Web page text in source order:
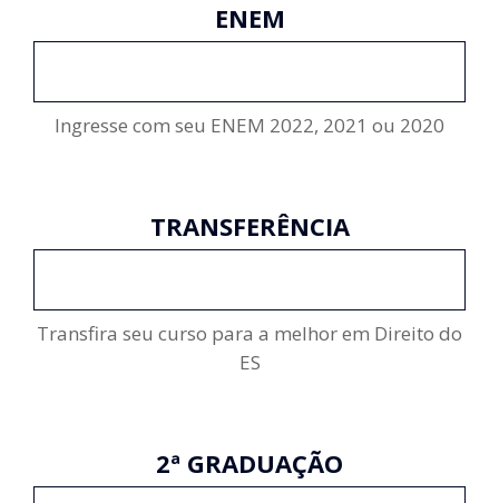
ENEM
Ingresse com seu ENEM 2022, 2021 ou 2020
TRANSFERÊNCIA
Transfira seu curso para a melhor em Direito do
ES
2ª GRADUAÇÃO